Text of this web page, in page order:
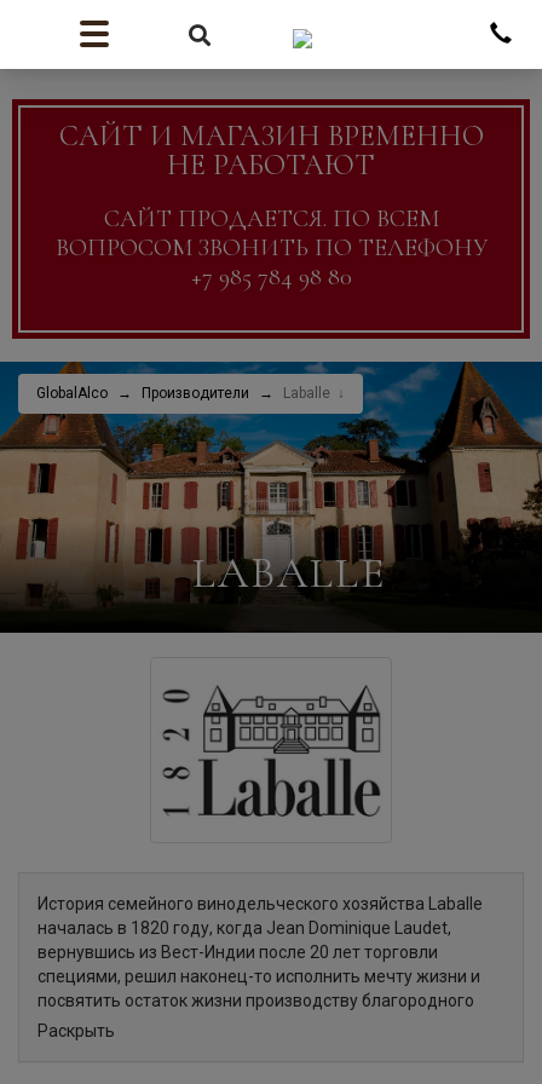
САЙТ И МАГАЗИН ВРЕМЕННО
НЕ РАБОТАЮТ
САЙТ ПРОДАЕТСЯ. ПО ВСЕМ
ВОПРОСОМ ЗВОНИТЬ ПО ТЕЛЕФОНУ
+7 985 784 98 80
GlobalAlco Производители Laballe
LABALLE
История семейного винодельческого хозяйства Laballe
началась в 1820 году, когда Jean Dominique Laudet,
вернувшись из Вест-Индии после 20 лет торговли
специями, решил наконец-то исполнить мечту жизни и
посвятить остаток жизни производству благородного
французского напитка арманьяка. Именно тогда он
Раскрыть